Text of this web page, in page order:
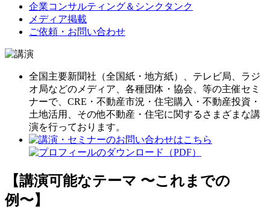
企業コンサルティング＆シンクタンク
メディア掲載
ご依頼・お問い合わせ
全国主要新聞社（全国紙・地方紙）、テレビ局、ラジ
オ局などのメディア、各種団体・協会、等の主催セミ
ナーで、CRE・不動産市況・住宅購入・不動産投資・
土地活用、その他不動産・住宅に関するさまざまな講
演を行っております。
【講演可能なテーマ 〜これまでの
例〜】